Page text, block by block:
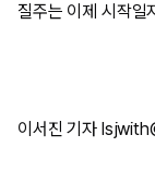
질주는 이제 시작일
이서진 기자